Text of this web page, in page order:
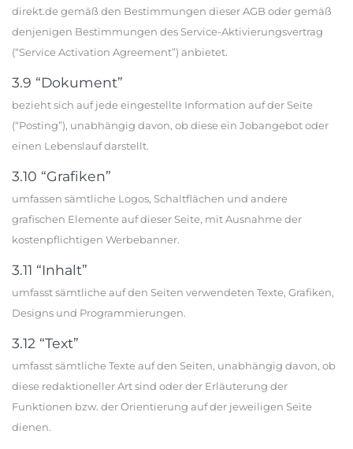
direkt.de gemäß den Bestimmungen dieser AGB oder gemäß
denjenigen Bestimmungen des Service-Aktivierungsvertrag
(“Service Activation Agreement”) anbietet.
3.9 “Dokument”
bezieht sich auf jede eingestellte Information auf der Seite
(“Posting”), unabhängig davon, ob diese ein Jobangebot oder
einen Lebenslauf darstellt.
3.10 “Grafiken”
umfassen sämtliche Logos, Schaltflächen und andere
grafischen Elemente auf dieser Seite, mit Ausnahme der
kostenpflichtigen Werbebanner.
3.11 “Inhalt”
umfasst sämtliche auf den Seiten verwendeten Texte, Grafiken,
Designs und Programmierungen.
3.12 “Text”
umfasst sämtliche Texte auf den Seiten, unabhängig davon, ob
diese redaktioneller Art sind oder der Erläuterung der
Funktionen bzw. der Orientierung auf der jeweiligen Seite
dienen.